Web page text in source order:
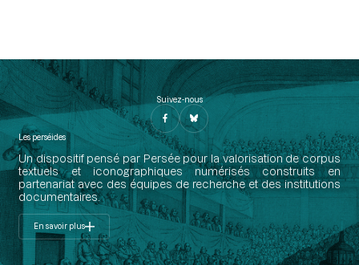
Suivez-nous
Les perséides
Un dispositif pensé par Persée pour la valorisation de corpus
textuels et iconographiques numérisés construits en
partenariat avec des équipes de recherche et des institutions
documentaires.
En savoir plus